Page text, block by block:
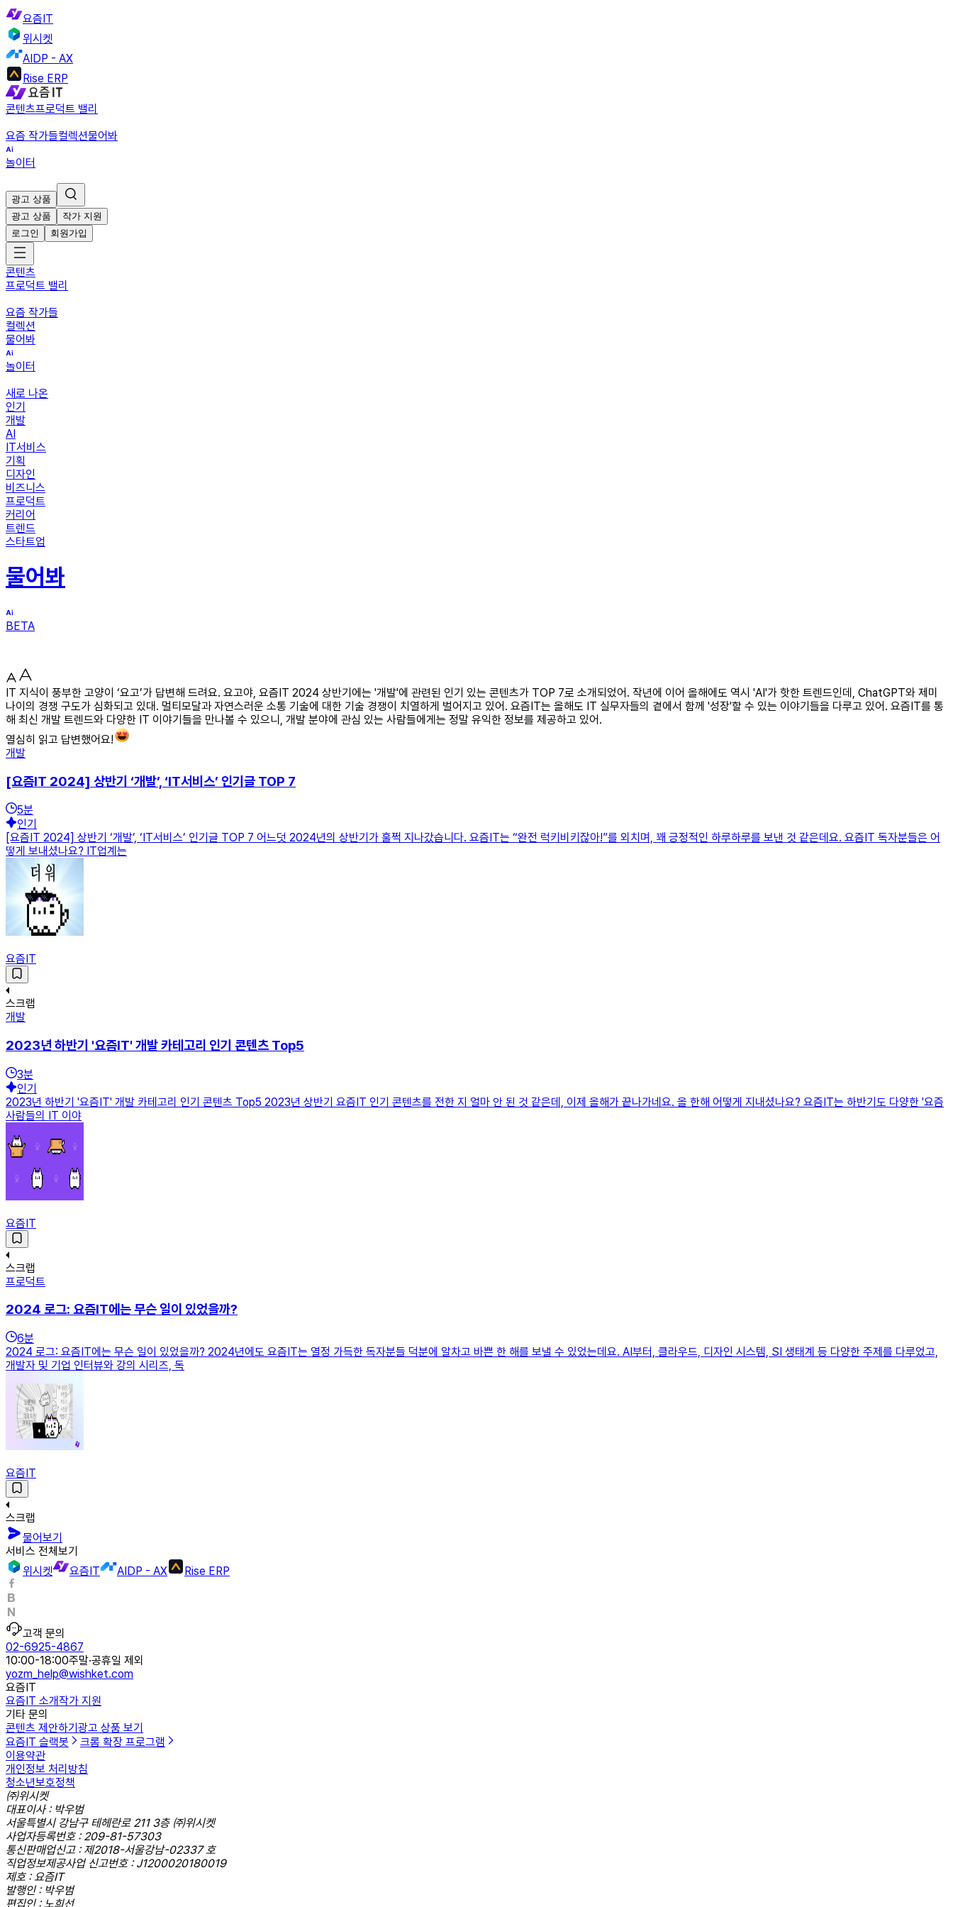
요즘IT
위시켓
AIDP - AX
Rise ERP
콘텐츠프로덕트 밸리
요즘 작가들컬렉션물어봐
놀이터
광고 상품
광고 상품
작가 지원
로그인
회원가입
콘텐츠
프로덕트 밸리
요즘 작가들
컬렉션
물어봐
놀이터
새로 나온
인기
개발
AI
IT서비스
기획
디자인
비즈니스
프로덕트
커리어
트렌드
스타트업
물어봐
BETA
IT 지식이 풍부한 고양이 ‘요고’가 답변해 드려요. 요고야, 요즘IT 2024 상반기에는 '개발'에 관련된 인기 있는 콘텐츠가 TOP 7로 소개되었어. 작년에 이어 올해에도 역시 'AI'가 핫한 트렌드인데, ChatGPT와 제미
나이의 경쟁 구도가 심화되고 있대. 멀티모달과 자연스러운 소통 기술에 대한 기술 경쟁이 치열하게 벌어지고 있어. 요즘IT는 올해도 IT 실무자들의 곁에서 함께 '성장'할 수 있는 이야기들을 다루고 있어. 요즘IT를 통
해 최신 개발 트렌드와 다양한 IT 이야기들을 만나볼 수 있으니, 개발 분야에 관심 있는 사람들에게는 정말 유익한 정보를 제공하고 있어.
열심히 읽고 답변했어요!
개발
[요즘IT 2024] 상반기 ‘개발’, ‘IT서비스’ 인기글 TOP 7
5분
인기
[요즘IT 2024] 상반기 ‘개발’, ‘IT서비스’ 인기글 TOP 7 어느덧 2024년의 상반기가 훌쩍 지나갔습니다. 요즘IT는 “완전 럭키비키잖아!”를 외치며, 꽤 긍정적인 하루하루를 보낸 것 같은데요. 요즘IT 독자분들은 어
떻게 보내셨나요? IT업계는
요즘IT
스크랩
개발
2023년 하반기 '요즘IT' 개발 카테고리 인기 콘텐츠 Top5
3분
인기
2023년 하반기 '요즘IT' 개발 카테고리 인기 콘텐츠 Top5 2023년 상반기 요즘IT 인기 콘텐츠를 전한 지 얼마 안 된 것 같은데, 이제 올해가 끝나가네요. 올 한해 어떻게 지내셨나요? 요즘IT는 하반기도 다양한 '요즘
사람들의 IT 이야
요즘IT
스크랩
프로덕트
2024 로그: 요즘IT에는 무슨 일이 있었을까?
6분
2024 로그: 요즘IT에는 무슨 일이 있었을까? 2024년에도 요즘IT는 열정 가득한 독자분들 덕분에 알차고 바쁜 한 해를 보낼 수 있었는데요. AI부터, 클라우드, 디자인 시스템, SI 생태계 등 다양한 주제를 다루었고,
개발자 및 기업 인터뷰와 강의 시리즈, 독
요즘IT
스크랩
물어보기
서비스 전체보기
위시켓
요즘IT AIDP - AX Rise ERP
고객 문의
02-6925-4867
10:00-18:00주말·공휴일 제외
yozm_help@wishket.com
요즘IT
요즘IT 소개작가 지원
기타 문의
콘텐츠 제안하기 광고 상품 보기
요즘IT 슬랙봇
크롬 확장 프로그램
이용약관
개인정보 처리방침
청소년보호정책
㈜위시켓
대표이사 : 박우범
서울특별시 강남구 테헤란로 211 3층 ㈜위시켓
사업자등록번호 : 209-81-57303
통신판매업신고 : 제2018-서울강남-02337 호
직업정보제공사업 신고번호 : J1200020180019
제호 : 요즘IT
발행인 : 박우범
편집인 : 노희선